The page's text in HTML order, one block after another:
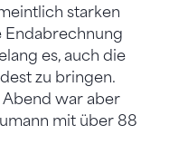
starken
Endabrechnung
es, auch die
zu bringen.
Abend war aber
mit über 88